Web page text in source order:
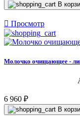
В
 Просмотр
Молочко очищающее -
6 960 ₽
В